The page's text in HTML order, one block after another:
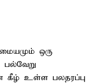
ஒரு
பல்வேறு
கீழ் உள்ள பலதரப்பு